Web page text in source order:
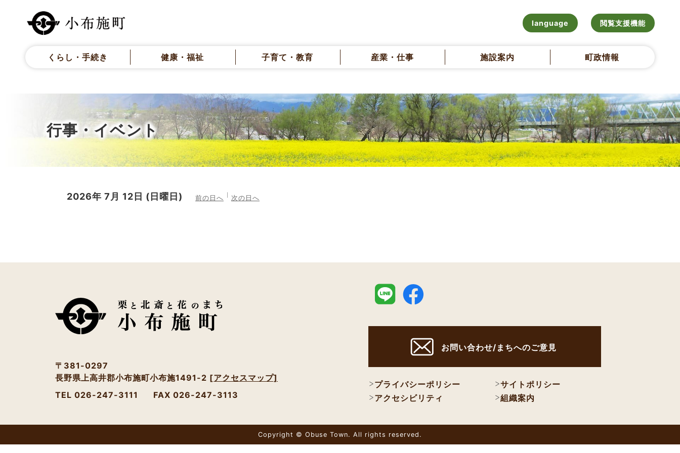
language 閲覧支援機能
くらし・手続き 健康・福祉 子育て・教育 産業・仕事 施設案内 町政情報
行事・イベント
2026年 7月 12日 (日曜日) 前の日へ 次の日へ
〒381-0297
長野県上高井郡小布施町小布施1491-2 [アクセスマップ]
TEL 026-247-3111
FAX 026-247-3113
お問い合わせ/まちへのご意見
プライバシーポリシー
サイトポリシー
アクセシビリティ
組織案内
Copyright © Obuse Town. All rights reserved.